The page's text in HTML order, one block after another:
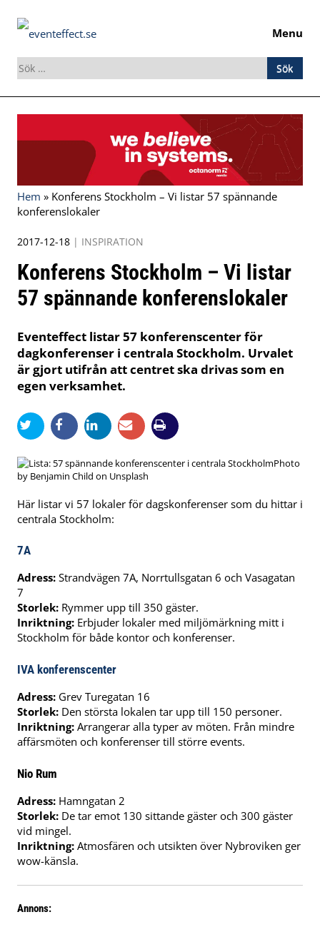
Menu
Sök
efter:
Hem » Konferens Stockholm – Vi listar 57 spännande
konferenslokaler
2017-12-18 | INSPIRATION
Konferens Stockholm – Vi listar
57 spännande konferenslokaler
Eventeffect listar 57 konferenscenter för
dagkonferenser i centrala Stockholm. Urvalet
är gjort utifrån att centret ska drivas som en
egen verksamhet.
Photo
by Benjamin Child on Unsplash
Här listar vi 57 lokaler för dagskonferenser som du hittar i
centrala Stockholm:
7A
Adress: Strandvägen 7A, Norrtullsgatan 6 och Vasagatan
7
Storlek: Rymmer upp till 350 gäster.
Inriktning: Erbjuder lokaler med miljömärkning mitt i
Stockholm för både kontor och konferenser.
IVA konferenscenter
Adress: Grev Turegatan 16
Storlek: Den största lokalen tar upp till 150 personer.
Inriktning: Arrangerar alla typer av möten. Från mindre
affärsmöten och konferenser till större events.
Nio Rum
Adress: Hamngatan 2
Storlek: De tar emot 130 sittande gäster och 300 gäster
vid mingel.
Inriktning: Atmosfären och utsikten över Nybroviken ger
wow-känsla.
Annons: